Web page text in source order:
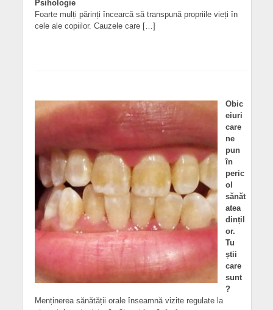
Psihologie
Foarte mulți părinți încearcă să transpună propriile vieți în
cele ale copiilor. Cauzele care […]
Obic
eiuri
care
ne
pun
în
peric
ol
sănăt
atea
dințil
or.
Tu
știi
care
sunt
?
Menținerea sănătății orale înseamnă vizite regulate la